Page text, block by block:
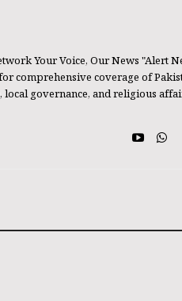
Your Voice, Our News "Alert
comprehensive coverage of
local governance, and religious